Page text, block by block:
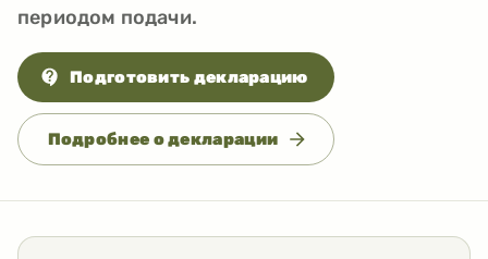
периодом подачи.
Подготовить декларацию
Подробнее о декларации